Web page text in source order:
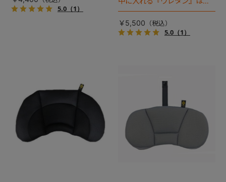
5.0（1）
売りです
￥5,500
5.0（1）